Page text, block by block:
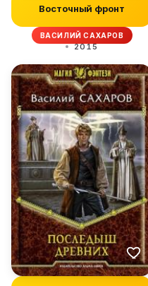
Восточный фронт
ВАСИЛИЙ САХАРОВ
2015